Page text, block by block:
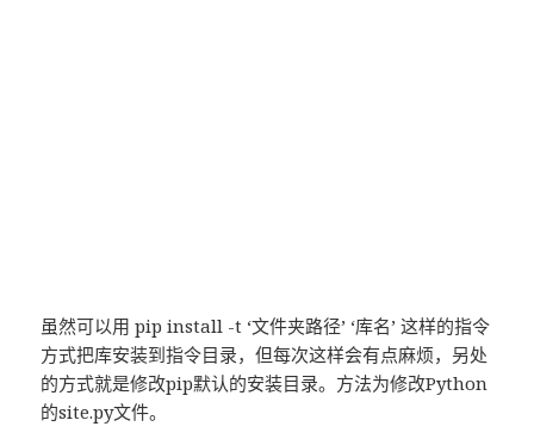
虽然可以用 pip install -t ‘文件夹路径’ ‘库名’ 这样的指令
方式把库安装到指令目录，但每次这样会有点麻烦，另处
的方式就是修改pip默认的安装目录。方法为修改Python
的site.py文件。